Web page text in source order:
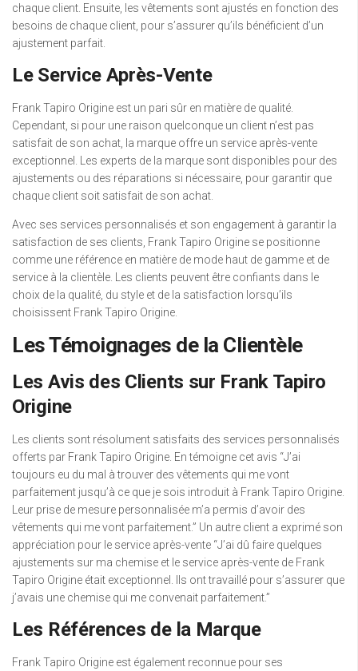
chaque client. Ensuite, les vêtements sont ajustés en fonction des
besoins de chaque client, pour s’assurer qu’ils bénéficient d’un
ajustement parfait.
Le Service Après-Vente
Frank Tapiro Origine est un pari sûr en matière de qualité.
Cependant, si pour une raison quelconque un client n’est pas
satisfait de son achat, la marque offre un service après-vente
exceptionnel. Les experts de la marque sont disponibles pour des
ajustements ou des réparations si nécessaire, pour garantir que
chaque client soit satisfait de son achat.
Avec ses services personnalisés et son engagement à garantir la
satisfaction de ses clients, Frank Tapiro Origine se positionne
comme une référence en matière de mode haut de gamme et de
service à la clientèle. Les clients peuvent être confiants dans le
choix de la qualité, du style et de la satisfaction lorsqu’ils
choisissent Frank Tapiro Origine.
Les Témoignages de la Clientèle
Les Avis des Clients sur Frank Tapiro
Origine
Les clients sont résolument satisfaits des services personnalisés
offerts par Frank Tapiro Origine. En témoigne cet avis “J’ai
toujours eu du mal à trouver des vêtements qui me vont
parfaitement jusqu’à ce que je sois introduit à Frank Tapiro Origine.
Leur prise de mesure personnalisée m’a permis d’avoir des
vêtements qui me vont parfaitement.” Un autre client a exprimé son
appréciation pour le service après-vente “J’ai dû faire quelques
ajustements sur ma chemise et le service après-vente de Frank
Tapiro Origine était exceptionnel. Ils ont travaillé pour s’assurer que
j’avais une chemise qui me convenait parfaitement.”
Les Références de la Marque
Frank Tapiro Origine est également reconnue pour ses